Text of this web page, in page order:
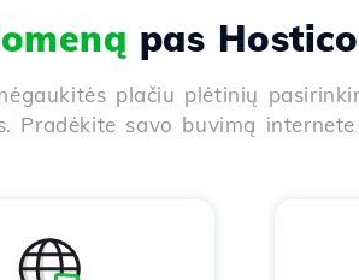
pas
plačiu plėtinių
Pradėkite savo buvimą